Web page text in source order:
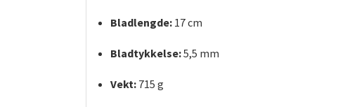
Bladlengde:17 cm
Bladtykkelse:5,5 mm
Vekt:715 g